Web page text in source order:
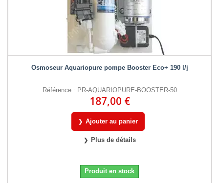
Osmoseur Aquariopure pompe Booster Eco+ 190 l/j
Référence : PR-AQUARIOPURE-BOOSTER-50
187,00 €
Ajouter au panier
Plus de détails
Produit en stock